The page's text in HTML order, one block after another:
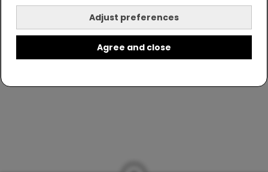
Adjust preferences
Agree and close